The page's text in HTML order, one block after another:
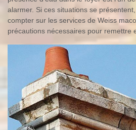
alarmer. Si ces situations se
compter sur les services de Weiss
précautions nécessaires pour remettre